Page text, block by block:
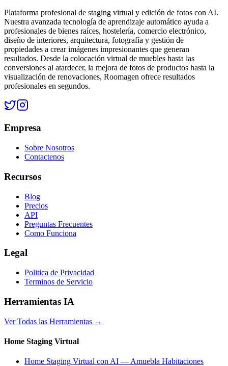
Plataforma profesional de staging virtual y edición de fotos con AI.
Nuestra avanzada tecnología de aprendizaje automático ayuda a
profesionales de bienes raíces, hostelería, comercio electrónico,
diseño de interiores, arquitectura, fotografía y gestión de
propiedades a crear imágenes impresionantes que generan
resultados. Desde la colocación virtual de muebles hasta las
conversiones al atardecer, la mejora de fotos de productos hasta la
visualización de renovaciones, Roomagen ofrece resultados
profesionales en segundos.
Empresa
Sobre Nosotros
Contactenos
Recursos
Blog
Precios
API
Preguntas Frecuentes
Como Funciona
Legal
Politica de Privacidad
Terminos de Servicio
Herramientas IA
Ver Todas las Herramientas →
Home Staging Virtual
Home Staging Virtual con AI — Amuebla Habitaciones